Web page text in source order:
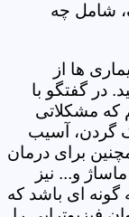
شامل چه
ها از
در گفتگو با
که مشکلاتی
گردن، آسیب
برای درمان
و... نیز
گونه ای باشد که